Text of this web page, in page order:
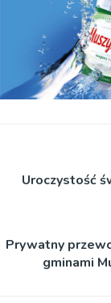
Uroczystość
Prywatny
gminami